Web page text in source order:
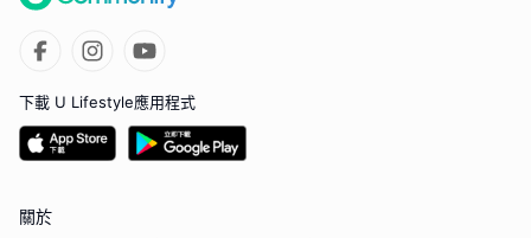
下載 U Lifestyle應用程式
關於